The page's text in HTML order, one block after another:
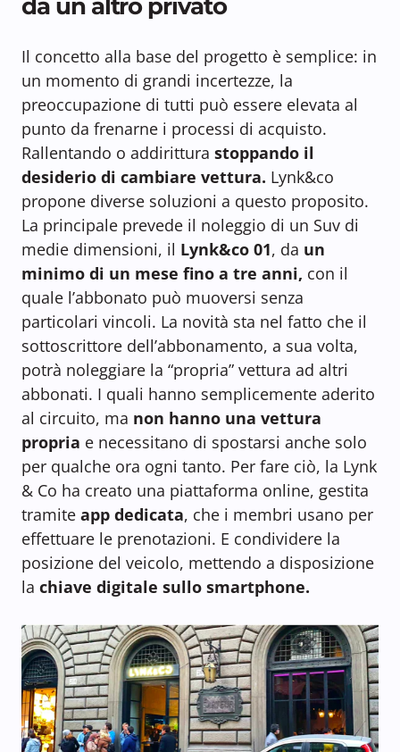
da un altro privato
Il concetto alla base del progetto è semplice: in
un momento di grandi incertezze, la
preoccupazione di tutti può essere elevata al
punto da frenarne i processi di acquisto.
Rallentando o addirittura stoppando il
desiderio di cambiare vettura. Lynk&co
propone diverse soluzioni a questo proposito.
La principale prevede il noleggio di un Suv di
medie dimensioni, il Lynk&co 01, da un
minimo di un mese fino a tre anni, con il
quale l’abbonato può muoversi senza
particolari vincoli. La novità sta nel fatto che il
sottoscrittore dell’abbonamento, a sua volta,
potrà noleggiare la “propria” vettura ad altri
abbonati. I quali hanno semplicemente aderito
al circuito, ma non hanno una vettura
propria e necessitano di spostarsi anche solo
per qualche ora ogni tanto. Per fare ciò, la Lynk
& Co ha creato una piattaforma online, gestita
tramite app dedicata, che i membri usano per
effettuare le prenotazioni. E condividere la
posizione del veicolo, mettendo a disposizione
la chiave digitale sullo smartphone.